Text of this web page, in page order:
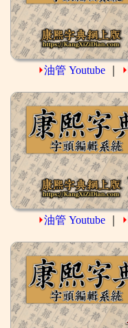
⏵油管 Youtube ⏵
⏵油管 Youtube ⏵